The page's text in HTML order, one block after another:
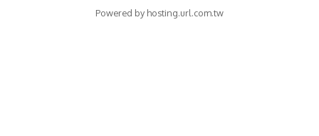
Powered by hosting.url.com.tw